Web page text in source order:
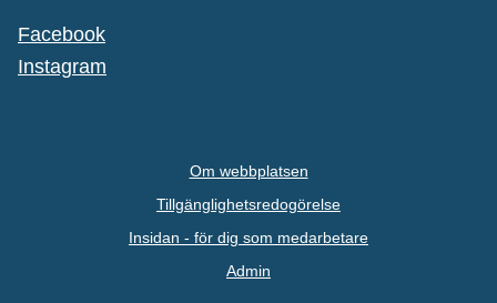
Facebook
Instagram
Om webbplatsen
Tillgänglighetsredogörelse
Insidan - för dig som medarbetare
Admin